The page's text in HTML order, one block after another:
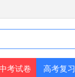
中考试卷 高考复习